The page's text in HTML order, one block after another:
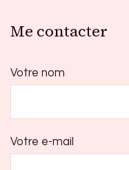
Me contacter
Votre nom
Votre e-mail